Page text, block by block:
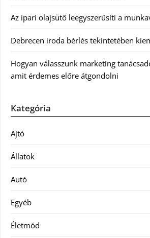
Az ipari olajsütő leegyszerűsíti a
Debrecen iroda bérlés tekintetében
Hogyan válasszunk marketing
amit érdemes előre átgondolni
Kategória
Ajtó
Állatok
Autó
Egyéb
Életmód